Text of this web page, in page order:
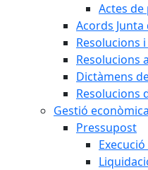
Actes de
Acords Junta
Resolucions
Resolucions
Dictàmens
Resolucions
Gestió econòmica
Pressupost